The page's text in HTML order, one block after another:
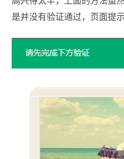
是并没有验证通过，页面提